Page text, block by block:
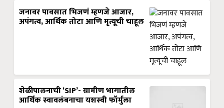
जनावर पावसात भिजणं म्हणजे आजार,
अपंगत्व, आर्थिक तोटा आणि मृत्यूची चाहूल
शेळीपालनाची ‘SIP’- ग्रामीण भागातील
आर्थिक स्वावलंबनाचा यशस्वी फॉर्मुला